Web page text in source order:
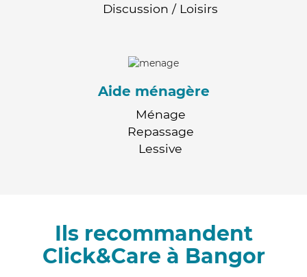
Discussion / Loisirs
Aide ménagère
Ménage
Repassage
Lessive
Ils recommandent
Click&Care à Bangor